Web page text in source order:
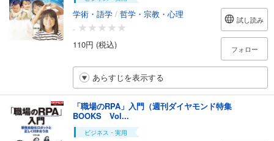
学術・語学 / 哲学・宗教・心理
-
110円 (税込)
試し読み
フォロー
あらすじを表示する
「職場のRPA」入門（週刊ダイヤモンド特集
BOOKS Vol...
ビジネス・実用